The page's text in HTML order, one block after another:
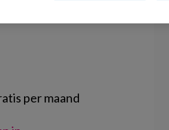
per maand